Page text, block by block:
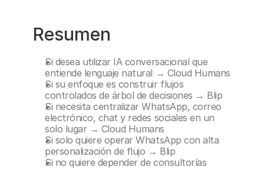
Resumen
Si desea utilizar IA conversacional que
entiende lenguaje natural → Cloud Humans
Si su enfoque es construir flujos
controlados de árbol de decisiones → Blip
Si necesita centralizar WhatsApp, correo
electrónico, chat y redes sociales en un
solo lugar → Cloud Humans
Si solo quiere operar WhatsApp con alta
personalización de flujo → Blip
Si no quiere depender de consultorías